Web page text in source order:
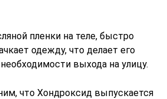
пленки на теле, быстро
одежду, что делает его
выхода на улицу.
что Хондроксид выпускается